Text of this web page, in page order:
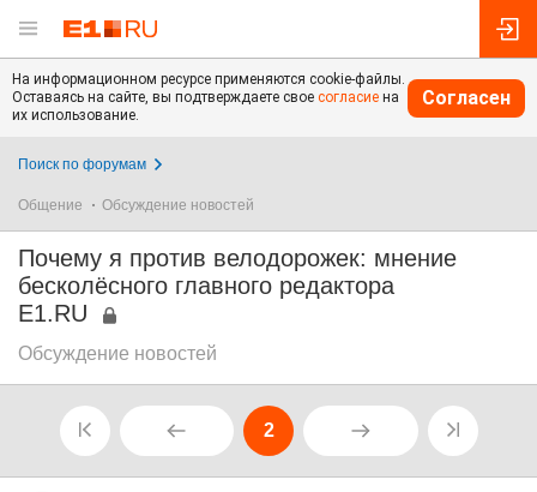
На информационном ресурсе применяются cookie-файлы.
Оставаясь на сайте, вы подтверждаете свое согласие на
их использование.
Согласен
Поиск по форумам
Общение Обсуждение новостей
Почему я против велодорожек: мнение
бесколёсного главного редактора
E1.RU
Обсуждение новостей
2